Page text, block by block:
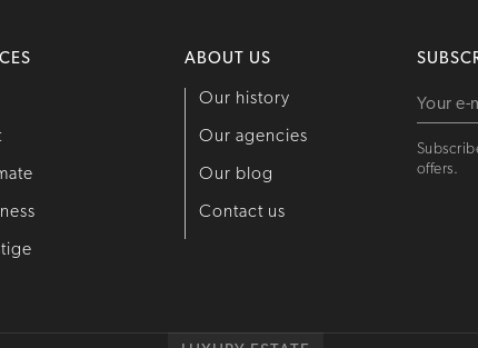
ABOUT US
Our history
Our agencies
Our blog
Contact us
offers.